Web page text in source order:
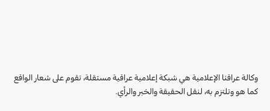
وكالة عراقنا الإعلامية هي شبكة إعلامية عراقية مستقلة، تقوم على شعار الواقع
كما هو وتلتزم به، لنقل الحقيقة والخبر والرأي.